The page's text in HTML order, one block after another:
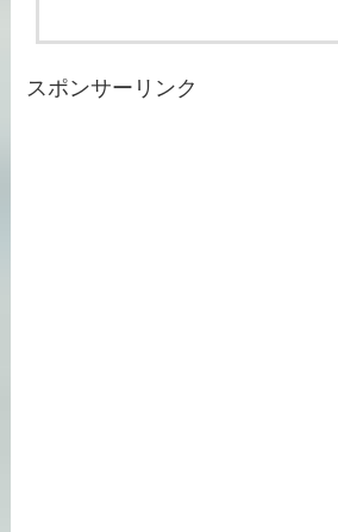
スポンサーリンク